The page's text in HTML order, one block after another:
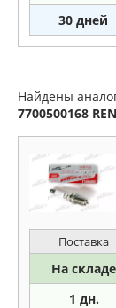
30 дней
Найдены
7700500168
Поставка
На складе
1 дн.